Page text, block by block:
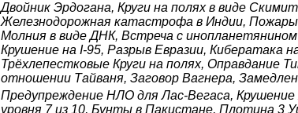
Двойник Эрдогана, Круги на полях в виде
Железнодорожная катастрофа в Индии,
Молния в виде ДНК, Встреча с
Крушение на I-95, Разрыв Евразии, Кибератака
Трёхлепестковые Круги на полях, Оправдание
отношении Тайваня, Заговор Вагнера,
Предупреждение НЛО для Лас-Вегаса,
уровня 7 из 10, Бунты в Пакистане, Плотина 3